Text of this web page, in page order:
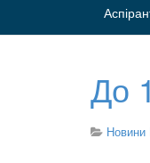
До
Новини